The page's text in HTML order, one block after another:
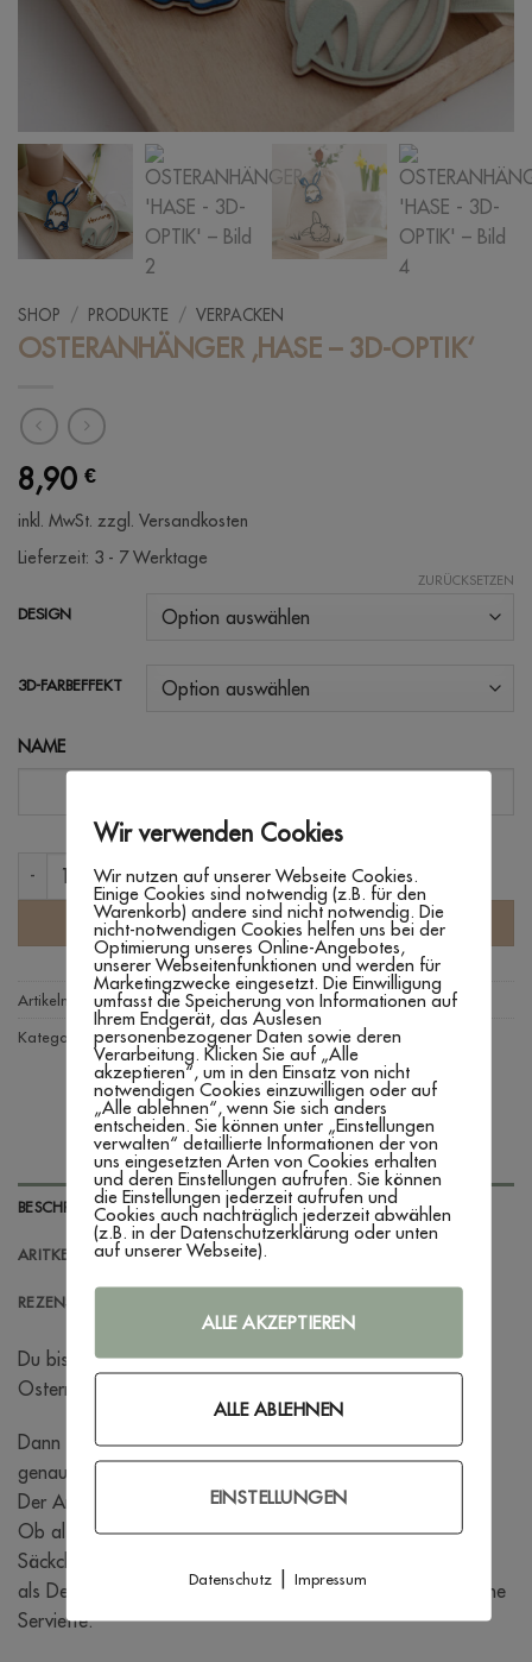
SHOP / PRODUKTE / VERPACKEN
OSTERANHÄNGER ‚HASE – 3D-OPTIK‘
8,90 €
inkl. MwSt. zzgl. Versandkosten
Lieferzeit: 3 - 7 Werktage
DESIGN
3D-FARBEFFEKT
ZURÜCKSETZEN
NAME
OSTERANHÄNGER 'HASE - 3D-OPTIK' Menge
IN DEN WARENKORB
Artikelnummer:n. v.
Kategorie: Verpacken
BESCHREIBUNG
ARITKELINFORMATIONEN
REZENSIONEN (0)
Du bist auf der Suche nach einen schönem Anhänger zu
Ostern?
Dann ist dieser Anhänger aus Holz mit graviertem Namen
genau das Richtige!
Der Anhänger kann vielseitig verwendet werden.
Ob als Anhänger an einem kleinen Osterkorb oder einem
Säckchen,
als Deko an einem Weidenzweig oder als Platzkarte um eine
Serviette.
Wir verwenden Cookies
Wir nutzen auf unserer Webseite Cookies.
Einige Cookies sind notwendig (z.B. für den
Warenkorb) andere sind nicht notwendig. Die
nicht-notwendigen Cookies helfen uns bei der
Optimierung unseres Online-Angebotes,
unserer Webseitenfunktionen und werden für
Marketingzwecke eingesetzt. Die Einwilligung
umfasst die Speicherung von Informationen auf
Ihrem Endgerät, das Auslesen
personenbezogener Daten sowie deren
Verarbeitung. Klicken Sie auf „Alle
akzeptieren“, um in den Einsatz von nicht
notwendigen Cookies einzuwilligen oder auf
„Alle ablehnen“, wenn Sie sich anders
entscheiden. Sie können unter „Einstellungen
verwalten“ detaillierte Informationen der von
uns eingesetzten Arten von Cookies erhalten
und deren Einstellungen aufrufen. Sie können
die Einstellungen jederzeit aufrufen und
Cookies auch nachträglich jederzeit abwählen
(z.B. in der Datenschutzerklärung oder unten
auf unserer Webseite).
ALLE AKZEPTIEREN
ALLE ABLEHNEN
EINSTELLUNGEN
Datenschutz |Impressum